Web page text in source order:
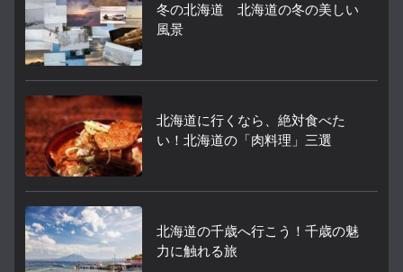
冬の北海道 北海道の冬の美しい
風景
北海道に行くなら、絶対食べた
い！北海道の「肉料理」三選
北海道の千歳へ行こう！千歳の魅
力に触れる旅